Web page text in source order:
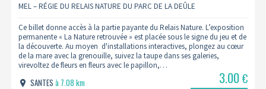
MEL – RÉGIE DU RELAIS NATURE DU PARC DE LA DEÛLE
Ce billet donne accès à la partie payante du Relais Nature. L’exposition
permanente « La Nature retrouvée » est placée sous le signe du jeu et de
la découverte. Au moyen d'installations interactives, plongez au cœur
de la mare avec la grenouille, suivez la taupe dans ses galeries,
virevoltez de fleurs en fleurs avec le papillon,…
SANTESà 7.08 km
3.00€